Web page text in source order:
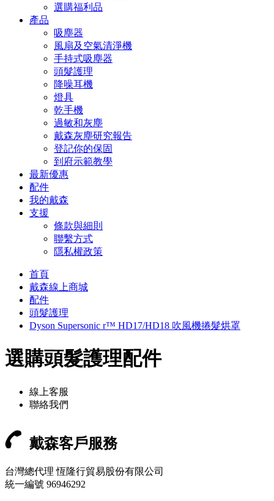
選購福利品
產品
吸塵器
風扇及空氣清淨機
手持式吸塵器
頭髮護理
降噪耳機
燈具
乾手機
過敏和灰塵
戴森灰塵研究報告
登記你的保固
到府示範教學
最新優惠
配件
我的戴森
支援
條款與細則
聯繫方式
隱私權政策
首頁
戴森線上商城
配件
頭髮護理
Dyson Supersonic r™ HD17/HD18 吹風機捲髮烘罩
選購頭髮護理配件
線上客服
聯絡我們
戴森客戶服務
台灣總代理 恆隆行貿易股份有限公司
統一編號 96946292